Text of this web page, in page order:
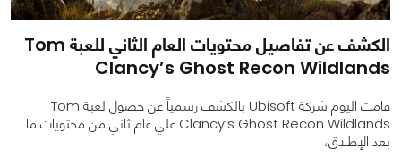
الكشف عن تفاصيل محتويات العام الثاني للعبة Tom
Clancy’s Ghost Recon Wildlands
قامت اليوم شركة Ubisoft بالكشف رسمياً عن حصول لعبة Tom
Clancy’s Ghost Recon Wildlands علي عام ثاني من محتويات ما
بعد الإطلاق،